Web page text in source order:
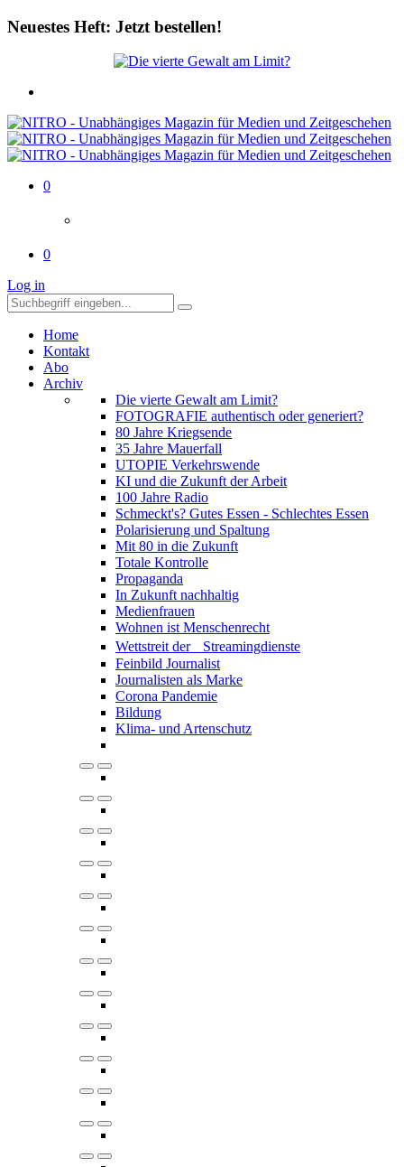
Neuestes Heft: Jetzt bestellen!
0
0
Log in
Home
Kontakt
Abo
Archiv
Die vierte Gewalt am Limit?
FOTOGRAFIE authentisch oder generiert?
80 Jahre Kriegsende
35 Jahre Mauerfall
UTOPIE Verkehrswende
KI und die Zukunft der Arbeit
100 Jahre Radio
Schmeckt's? Gutes Essen - Schlechtes Essen
Polarisierung und Spaltung
Mit 80 in die Zukunft
Totale Kontrolle
Propaganda
In Zukunft nachhaltig
Medienfrauen
Wohnen ist Menschenrecht
Wettstreit der Streamingdienste
Feinbild Journalist
Journalisten als Marke
Corona Pandemie
Bildung
Klima- und Artenschutz